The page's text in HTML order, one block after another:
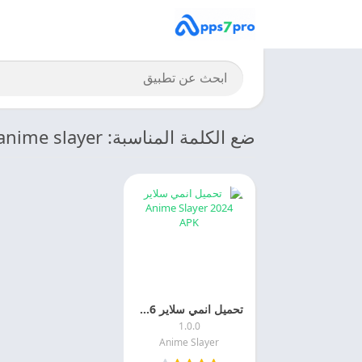
ضع الكلمة المناسبة: anime slayer
تحميل انمي سلاير 2026 Anime Slayer اخر اصدار مجانا
1.0.0
Anime Slayer